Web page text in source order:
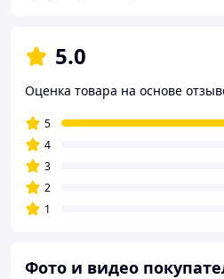
5.0
Оценка товара на основе
5
4
3
2
1
Фото и видео